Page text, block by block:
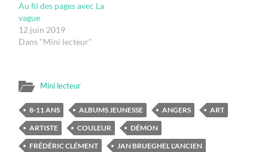
Au fil des pages avec La
vague
12 juin 2019
Dans "Mini lecteur"
Mini lecteur
8-11 ANS ALBUMS JEUNESSE ANGERS
ART
ARTISTE
COULEUR
DÉMON
FRÉDÉRIC CLÉMENT
JAN BRUEGHEL L'ANCIEN